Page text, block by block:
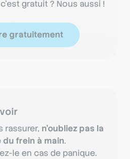
gratuit ? Nous aussi !
gratuitement
rassurer, n’oubliez pas la
frein à main.
le en cas de panique.